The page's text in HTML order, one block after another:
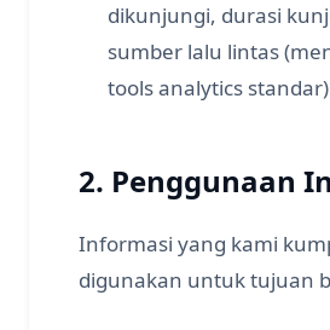
dikunjungi, durasi
sumber lalu lintas
tools analytics standar)
2. Penggunaan
Informasi yang kami
digunakan untuk tujuan